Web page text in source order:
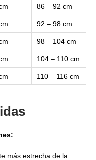
86 – 92 cm
92 – 98 cm
98 – 104 cm
104 – 110 cm
110 – 116 cm
más estrecha de la